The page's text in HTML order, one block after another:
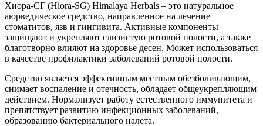
Хиора-СГ (Hiora-SG) Himalaya Herbals – это натуральное
аюрведическое средство, направленное на лечение
стоматитов, язв и гингивита. Активные компоненты
защищают и укрепляют слизистую ротовой полости, а также
благотворно влияют на здоровье десен. Может использоваться
в качестве профилактики заболеваний ротовой полости.
Средство является эффективным местным обезболивающим,
снимает воспаление и отечность, обладает общеукрепляющим
действием. Нормализует работу естественного иммунитета и
препятствует развитию инфекционных заболеваний,
образованию бактериального налета.